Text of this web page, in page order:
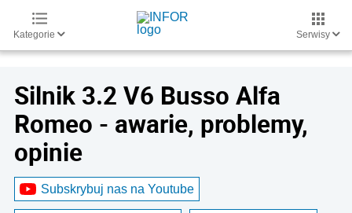
Kategorie Serwisy
Silnik 3.2 V6 Busso Alfa
Romeo - awarie, problemy,
opinie
Subskrybuj nas na Youtube